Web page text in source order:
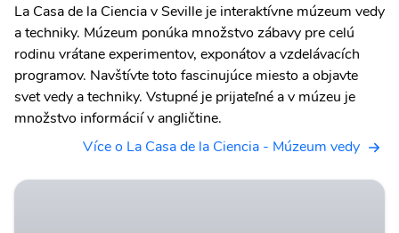
La Casa de la Ciencia v Seville je interaktívne múzeum vedy
a techniky. Múzeum ponúka množstvo zábavy pre celú
rodinu vrátane experimentov, exponátov a vzdelávacích
programov. Navštívte toto fascinujúce miesto a objavte
svet vedy a techniky. Vstupné je prijateľné a v múzeu je
množstvo informácií v angličtine.
Více o La Casa de la Ciencia - Múzeum vedy